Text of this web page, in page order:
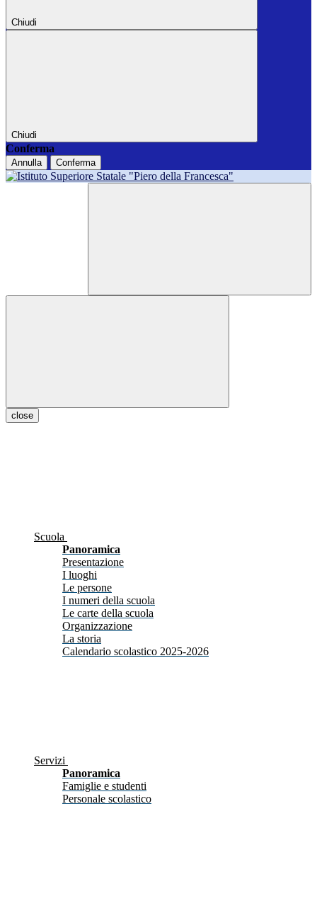
Chiudi
Chiudi
Conferma
Annulla Conferma
close
Scuola
Panoramica
Presentazione
I luoghi
Le persone
I numeri della scuola
Le carte della scuola
Organizzazione
La storia
Calendario scolastico 2025-2026
Servizi
Panoramica
Famiglie e studenti
Personale scolastico